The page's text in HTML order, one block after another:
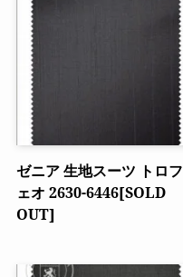
ゼニア 生地スーツ トロフ
ェオ 2630-6446[SOLD
OUT]